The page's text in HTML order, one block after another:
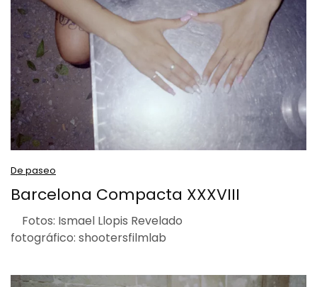
De paseo
Barcelona Compacta XXXVIII
Fotos: Ismael Llopis Revelado
fotográfico: shootersfilmlab